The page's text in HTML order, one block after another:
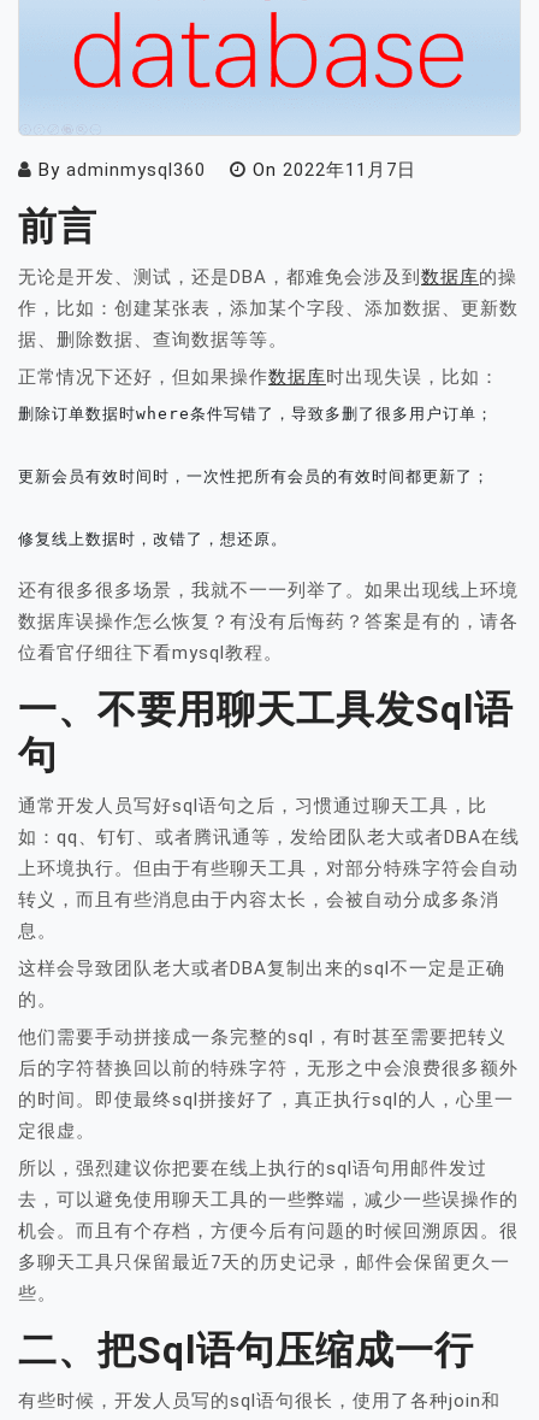
By adminmysql360 On 2022年11月7日
前言
无论是开发、测试，还是DBA，都难免会涉及到 数据库的操
作，比如：创建某张表，添加某个字段、添加数据、更新数
据、删除数据、查询数据等等。
正常情况下还好，但如果操作数据库时出现失误，比如：
删除订单数据时where条件写错了，导致多删了很多用户订单；
更新会员有效时间时，一次性把所有会员的有效时间都更新了；
修复线上数据时，改错了，想还原。
还有很多很多场景，我就不一一列举了。如果出现线上环境
数据库误操作怎么恢复？有没有后悔药？答案是有的，请各
位看官仔细往下看mysql教程。
一、不要用聊天工具发sql语
句
通常开发人员写好sql语句之后，习惯通过聊天工具，比
如：qq、钉钉、或者腾讯通等，发给团队老大或者DBA在线
上环境执行。但由于有些聊天工具，对部分特殊字符会自动
转义，而且有些消息由于内容太长，会被自动分成多条消
息。
这样会导致团队老大或者DBA复制出来的sql不一定是正确
的。
他们需要手动拼接成一条完整的sql，有时甚至需要把转义
后的字符替换回以前的特殊字符，无形之中会浪费很多额外
的时间。即使最终sql拼接好了，真正执行sql的人，心里一
定很虚。
所以，强烈建议你把要在线上执行的sql语句用邮件发过
去，可以避免使用聊天工具的一些弊端，减少一些误操作的
机会。而且有个存档，方便今后有问题的时候回溯原因。很
多聊天工具只保留最近7天的历史记录，邮件会保留更久一
些。
二、把sql语句压缩成一行
有些时候，开发人员写的sql语句很长，使用了各种join和